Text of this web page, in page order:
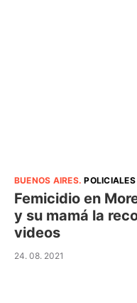
BUENOS AIRES.POLICIALES
Femicidio en
y su mamá la
videos
24. 08. 2021